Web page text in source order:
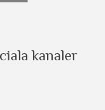
kanaler